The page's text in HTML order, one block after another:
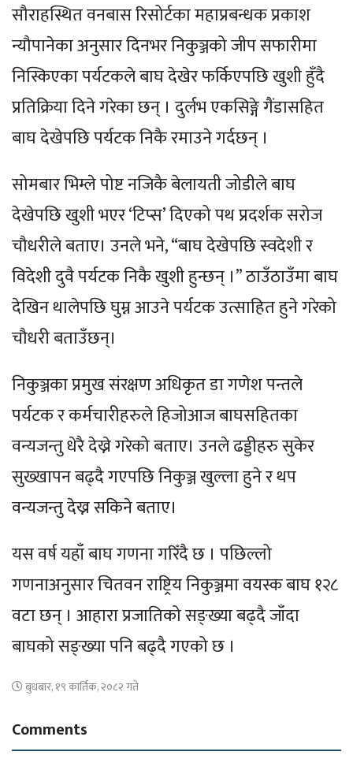
सौराहस्थित वनबास रिसोर्टका महाप्रबन्धक प्रकाश
न्यौपानेका अनुसार दिनभर निकुञ्जको जीप सफारीमा
निस्किएका पर्यटकले बाघ देखेर फर्किएपछि खुशी हुँदै
प्रतिक्रिया दिने गरेका छन् । दुर्लभ एकसिङ्गे गैंडासहित
बाघ देखेपछि पर्यटक निकै रमाउने गर्दछन् ।
सोमबार भिम्ले पोष्ट नजिकै बेलायती जोडीले बाघ
देखेपछि खुशी भएर ‘टिप्स’ दिएको पथ प्रदर्शक सरोज
चौधरीले बताए। उनले भने, “बाघ देखेपछि स्वदेशी र
विदेशी दुवै पर्यटक निकै खुशी हुन्छन् ।” ठाउँठाउँमा बाघ
देखिन थालेपछि घुम्न आउने पर्यटक उत्साहित हुने गरेको
चौधरी बताउँछन्।
निकुञ्जका प्रमुख संरक्षण अधिकृत डा गणेश पन्तले
पर्यटक र कर्मचारीहरुले हिजोआज बाघसहितका
वन्यजन्तु धेरै देख्ने गरेको बताए। उनले ढड्डीहरु सुकेर
सुख्खापन बढ्दै गएपछि निकुञ्ज खुल्ला हुने र थप
वन्यजन्तु देख्न सकिने बताए।
यस वर्ष यहाँ बाघ गणना गरिँदै छ । पछिल्लो
गणनाअनुसार चितवन राष्ट्रिय निकुञ्जमा वयस्क बाघ १२८
वटा छन् । आहारा प्रजातिको सङ्ख्या बढ्दै जाँदा
बाघको सङ्ख्या पनि बढ्दै गएको छ ।
बुधबार, १९ कार्तिक, २०८२ गते
Comments